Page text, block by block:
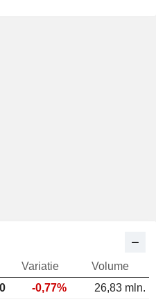
Variatie
Volume
-0,77%
26,83 mln.